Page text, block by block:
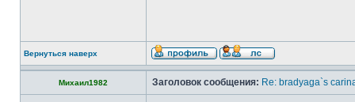
Вернуться наверх
Михаил1982 Заголовок сообщения: Re: bradyaga`s